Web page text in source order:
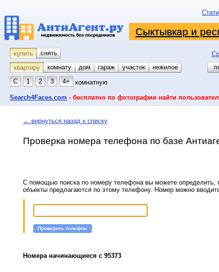
Сыктывкар и
купить снять
квартиру
комнату койко-место
дом гараж участок
нежилое
С
1 2 3 4+ комнатную
Search4Faces.com - бесплатно по фотографии найти
← вернуться назад к списку
Проверка номера телефона по базе
С помощью поиска по номеру телефона вы можете определить,
объекты предлагаются по этому телефону. Номер можно
Проверить телефон
Номера начинающиеся с 95373